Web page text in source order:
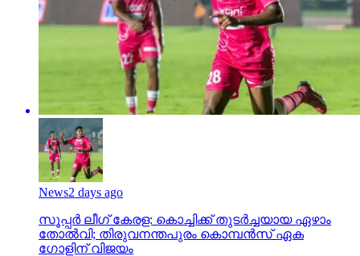
News2 days ago
സൂപ്പര്‍ ലീഗ് കേരള: കൊച്ചിക്ക് തുടര്‍ച്ചയായ ഏഴാം
തോല്‍വി; തിരുവനന്തപുരം കൊമ്പന്‍സ് ഏക
ഗോളിന് വിജയം